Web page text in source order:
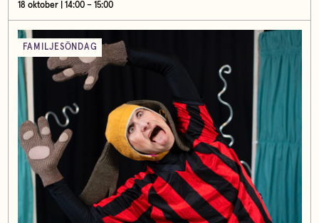
18 oktober | 14:00 – 15:00
FAMILJESÖNDAG